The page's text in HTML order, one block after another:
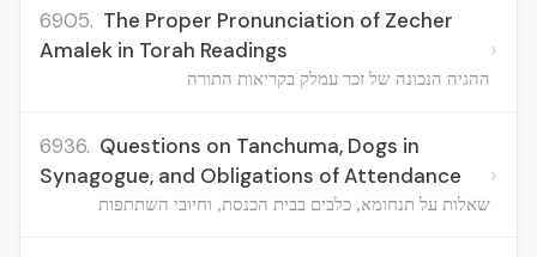
6905. The Proper Pronunciation of Zecher
Amalek in Torah Readings
ההגיה הנכונה של זכר עמלק בקריאות התורה
›
6936. Questions on Tanchuma, Dogs in
Synagogue, and Obligations of Attendance
שאלות על תנחומא, כלבים בבית הכנסת, וחיובי השתתפות
›